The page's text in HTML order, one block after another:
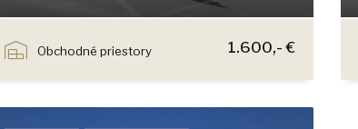
Obchodné priestory
1.600,- €